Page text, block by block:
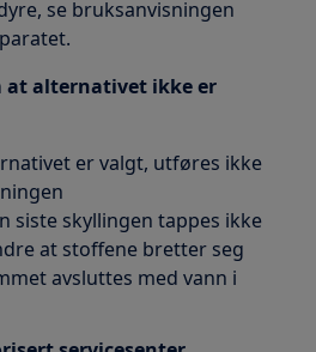
se bruksanvisningen
at alternativet ikke er
er valgt, utføres ikke
siste skyllingen tappes ikke
at stoffene bretter seg
avsluttes med vann i